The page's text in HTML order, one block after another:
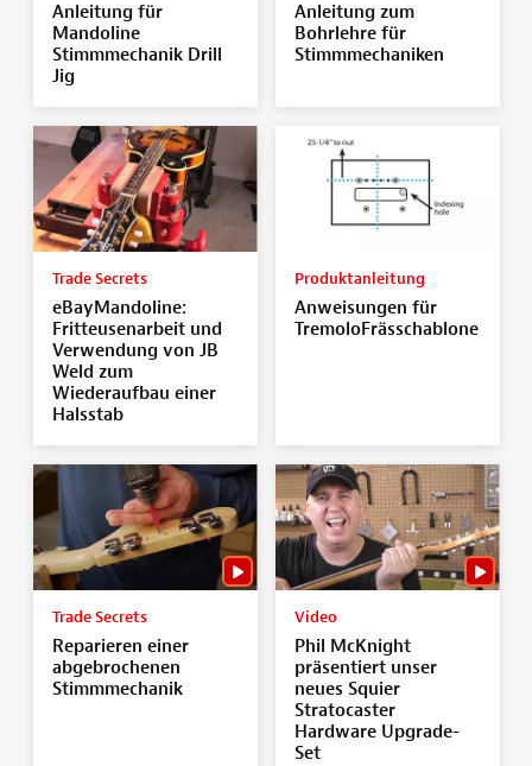
Anleitung für
Mandoline
Stimmmechanik Drill
Jig
Anleitung zum
Bohrlehre für
Stimmmechaniken
Trade Secrets
eBayMandoline:
Fritteusenarbeit und
Verwendung von JB
Weld zum
Wiederaufbau einer
Halsstab
Produktanleitung
Anweisungen für
TremoloFrässchablone
Trade Secrets
Reparieren einer
abgebrochenen
Stimmmechanik
Video
Phil McKnight
präsentiert unser
neues Squier
Stratocaster
Hardware Upgrade-
Set